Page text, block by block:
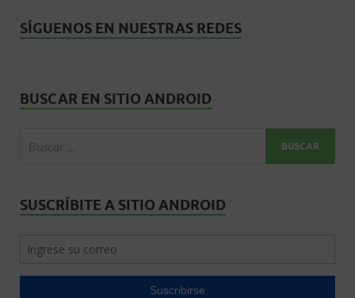
SÍGUENOS EN NUESTRAS REDES
BUSCAR EN SITIO ANDROID
SUSCRÍBITE A SITIO ANDROID